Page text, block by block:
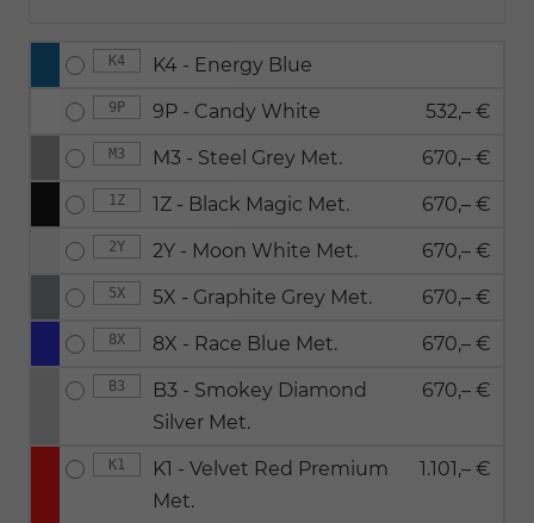
K4 K4 - Energy Blue
9P 9P - Candy White 532,– €
M3 M3 - Steel Grey Met. 670,– €
1Z 1Z - Black Magic Met. 670,– €
2Y 2Y - Moon White Met. 670,– €
5X 5X - Graphite Grey Met. 670,– €
8X 8X - Race Blue Met. 670,– €
B3
B3 - Smokey Diamond
Silver Met.
670,– €
K1
K1 - Velvet Red Premium
Met.
1.101,– €